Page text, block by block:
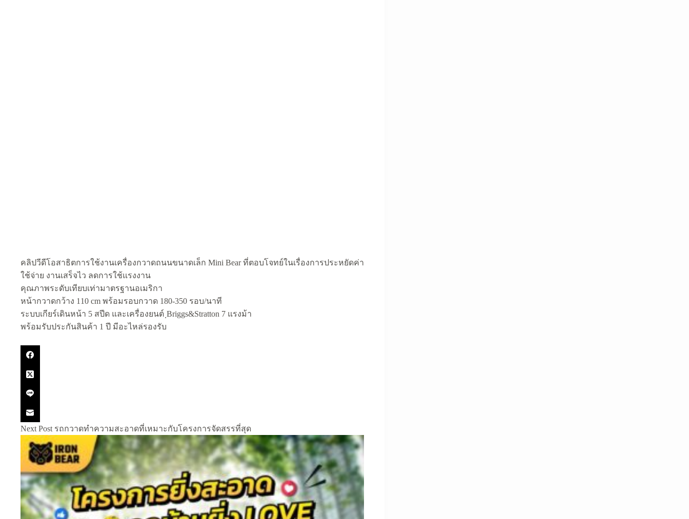
คลิปวีดีโอสาธิตการใช้งานเครื่องกวาดถนนขนาดเล็ก Mini Bear ที่ตอบโจทย์ในเรื่องการประหยัดค่า
ใช้จ่าย งานเสร็จไว ลดการใช้แรงงาน
คุณภาพระดับเทียบเท่ามาตรฐานอเมริกา
หน้ากวาดกว้าง 110 cm พร้อมรอบกวาด 180-350 รอบ/นาที
ระบบเกียร์เดินหน้า 5 สปีด และเครื่องยนต์ ฺBriggs&Stratton 7 แรงม้า
พร้อมรับประกันสินค้า 1 ปี มีอะไหล่รองรับ
Next Post รถกวาดทำความสะอาดที่เหมาะกับโครงการจัดสรรที่สุด